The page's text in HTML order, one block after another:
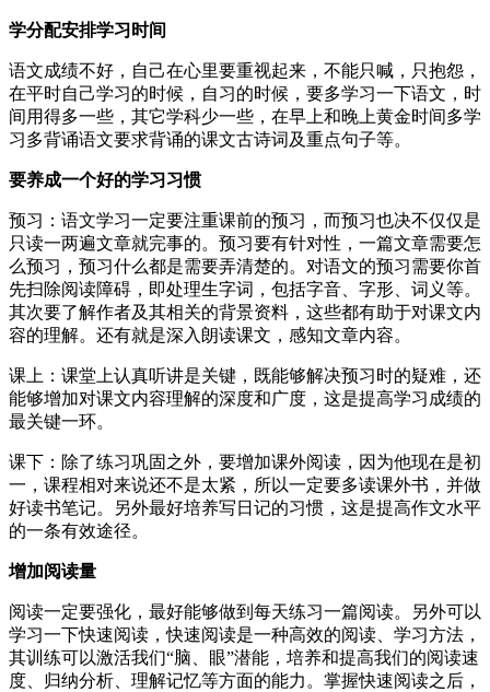
学分配安排学习时间
语文成绩不好，自己在心里要重视起来，不能只喊，只抱怨，
在平时自己学习的时候，自习的时候，要多学习一下语文，时
间用得多一些，其它学科少一些，在早上和晚上黄金时间多学
习多背诵语文要求背诵的课文古诗词及重点句子等。
要养成一个好的学习习惯
预习：语文学习一定要注重课前的预习，而预习也决不仅仅是
只读一两遍文章就完事的。预习要有针对性，一篇文章需要怎
么预习，预习什么都是需要弄清楚的。对语文的预习需要你首
先扫除阅读障碍，即处理生字词，包括字音、字形、词义等。
其次要了解作者及其相关的背景资料，这些都有助于对课文内
容的理解。还有就是深入朗读课文，感知文章内容。
课上：课堂上认真听讲是关键，既能够解决预习时的疑难，还
能够增加对课文内容理解的深度和广度，这是提高学习成绩的
最关键一环。
课下：除了练习巩固之外，要增加课外阅读，因为他现在是初
一，课程相对来说还不是太紧，所以一定要多读课外书，并做
好读书笔记。另外最好培养写日记的习惯，这是提高作文水平
的一条有效途径。
增加阅读量
阅读一定要强化，最好能够做到每天练习一篇阅读。另外可以
学习一下快速阅读，快速阅读是一种高效的阅读、学习方法，
其训练可以激活我们“脑、眼”潜能，培养和提高我们的阅读速
度、归纳分析、理解记忆等方面的能力。掌握快速阅读之后，